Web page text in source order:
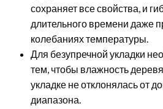
сохраняет все свойства, и
длительного времени даже
колебаниях температуры.
Для безупречной укладки
тем, чтобы влажность
укладке не отклонялась от
диапазона.